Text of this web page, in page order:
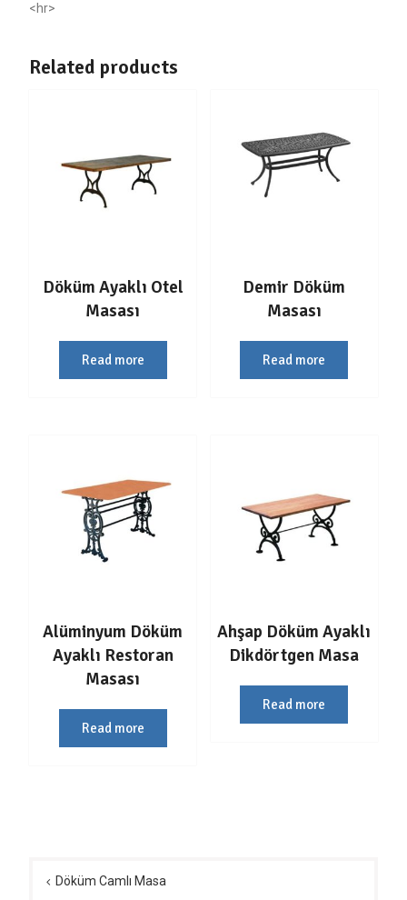
<hr>
Related products
Döküm Ayaklı Otel
Masası
Read more
Demir Döküm
Masası
Read more
Alüminyum Döküm
Ayaklı Restoran
Masası
Read more
Ahşap Döküm Ayaklı
Dikdörtgen Masa
Read more
gezinmesi
Döküm Camlı Masa